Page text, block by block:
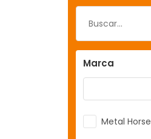
Marca
Metal Horse